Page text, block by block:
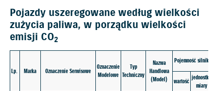
Pojazdy uszeregowane według wielkości
zużycia paliwa, w porządku wielkości
emisji CO2
Lp. Marka Oznaczenie Serwisowe
Oznaczenie
Modelowe
Typ
Techniczny
Nazwa
Handlowa
(Model)
Pojemność silnika
wartość jednostka
miary